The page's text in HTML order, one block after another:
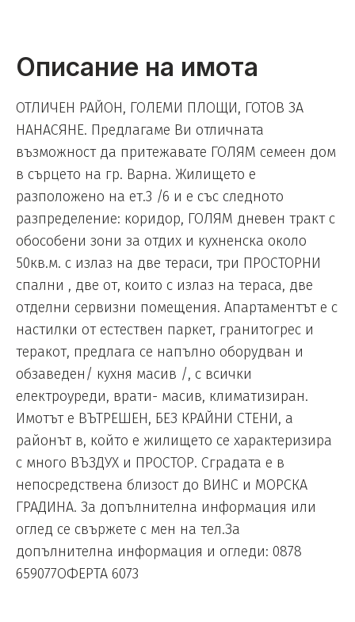
Описание на имота
ОТЛИЧЕН РАЙОН, ГОЛЕМИ ПЛОЩИ, ГОТОВ ЗА
НАНАСЯНЕ. Предлагаме Ви отличната
възможност да притежавате ГОЛЯМ семеен дом
в сърцето на гр. Варна. Жилището е
разположено на ет.3 /6 и е със следното
разпределение: коридор, ГОЛЯМ дневен тракт с
обособени зони за отдих и кухненска около
50кв.м. с излаз на две тераси, три ПРОСТОРНИ
спални , две от, които с излаз на тераса, две
отделни сервизни помещения. Апартаментът е с
настилки от естествен паркет, гранитогрес и
теракот, предлага се напълно оборудван и
обзаведен/ кухня масив /, с всички
електроуреди, врати- масив, климатизиран.
Имотът е ВЪТРЕШЕН, БЕЗ КРАЙНИ СТЕНИ, а
районът в, който е жилището се характеризира
с много ВЪЗДУХ и ПРОСТОР. Сградата е в
непосредствена близост до ВИНС и МОРСКА
ГРАДИНА. За допълнителна информация или
оглед се свържете с мен на тел.За
допълнителна информация и огледи: 0878
659077ОФЕРТА 6073